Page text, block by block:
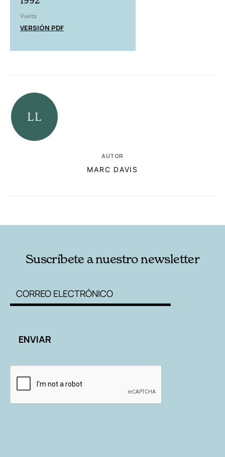
Vuelta
VERSIÓN PDF
AUTOR
MARC DAVIS
Suscríbete a nuestro newsletter